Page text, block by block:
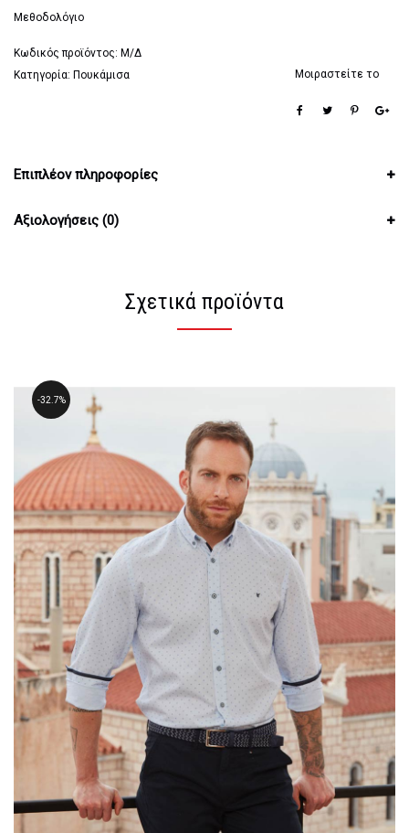
Μεθοδολόγιο
Κωδικός προϊόντος: Μ/Δ
Κατηγορία: Πουκάμισα Μοιραστείτε το
Επιπλέον πληροφορίες
Αξιολογήσεις (0)
Σχετικά προϊόντα
32.7%